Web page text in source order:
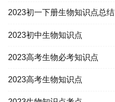
2023初一下册生物知识点总结
2023初中生物知识点
2023高考生物必考知识点
2023高考生物知识点